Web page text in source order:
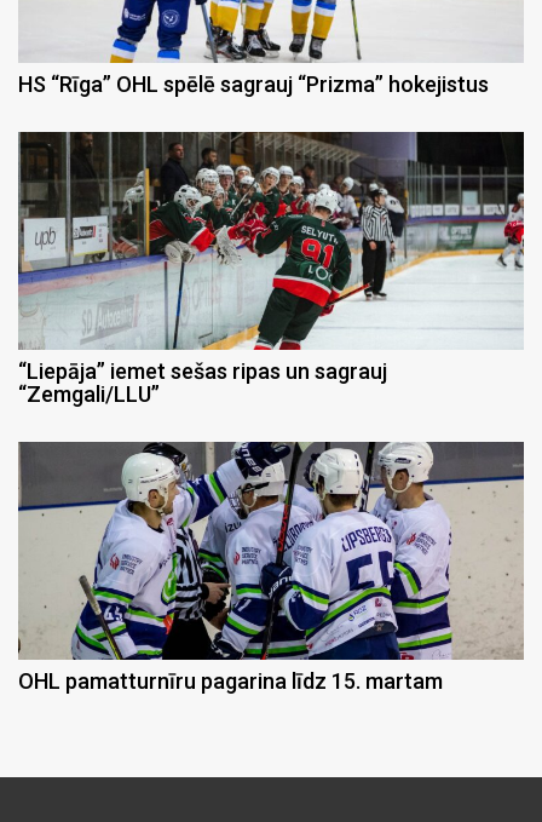
HS “Rīga” OHL spēlē sagrauj “Prizma” hokejistus
“Liepāja” iemet sešas ripas un sagrauj
“Zemgali/LLU”
OHL pamatturnīru pagarina līdz 15. martam